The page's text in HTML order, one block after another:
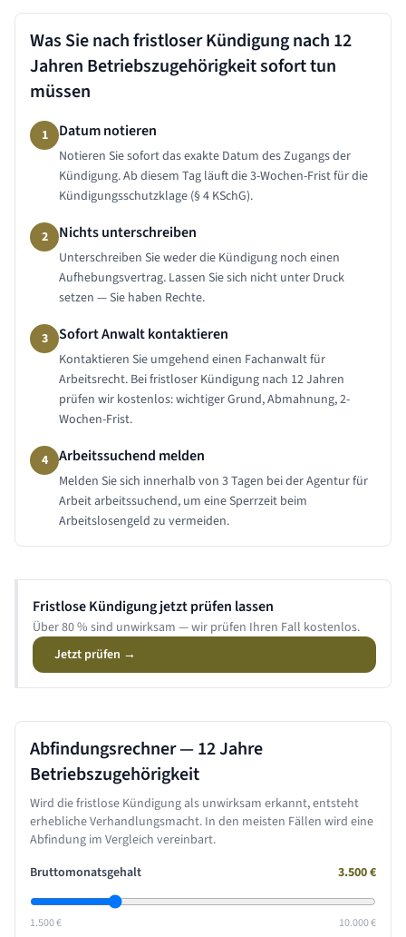
Was Sie nach fristloser Kündigung nach 12
Jahren Betriebszugehörigkeit sofort tun
müssen
1 Datum notieren
Notieren Sie sofort das exakte Datum des Zugangs der
Kündigung. Ab diesem Tag läuft die 3-Wochen-Frist für die
Kündigungsschutzklage (§ 4 KSchG).
2 Nichts unterschreiben
Unterschreiben Sie weder die Kündigung noch einen
Aufhebungsvertrag. Lassen Sie sich nicht unter Druck
setzen — Sie haben Rechte.
3 Sofort Anwalt kontaktieren
Kontaktieren Sie umgehend einen Fachanwalt für
Arbeitsrecht. Bei fristloser Kündigung nach 12 Jahren
prüfen wir kostenlos: wichtiger Grund, Abmahnung, 2-
Wochen-Frist.
4 Arbeitssuchend melden
Melden Sie sich innerhalb von 3 Tagen bei der Agentur für
Arbeit arbeitssuchend, um eine Sperrzeit beim
Arbeitslosengeld zu vermeiden.
Fristlose Kündigung jetzt prüfen lassen
Über 80 % sind unwirksam — wir prüfen Ihren Fall kostenlos.
Jetzt prüfen →
Abfindungsrechner —12 Jahre
Betriebszugehörigkeit
Wird die fristlose Kündigung als unwirksam erkannt, entsteht
erhebliche Verhandlungsmacht. In den meisten Fällen wird eine
Abfindung im Vergleich vereinbart.
Bruttomonatsgehalt
3.500€
1.500 € 10.000 €